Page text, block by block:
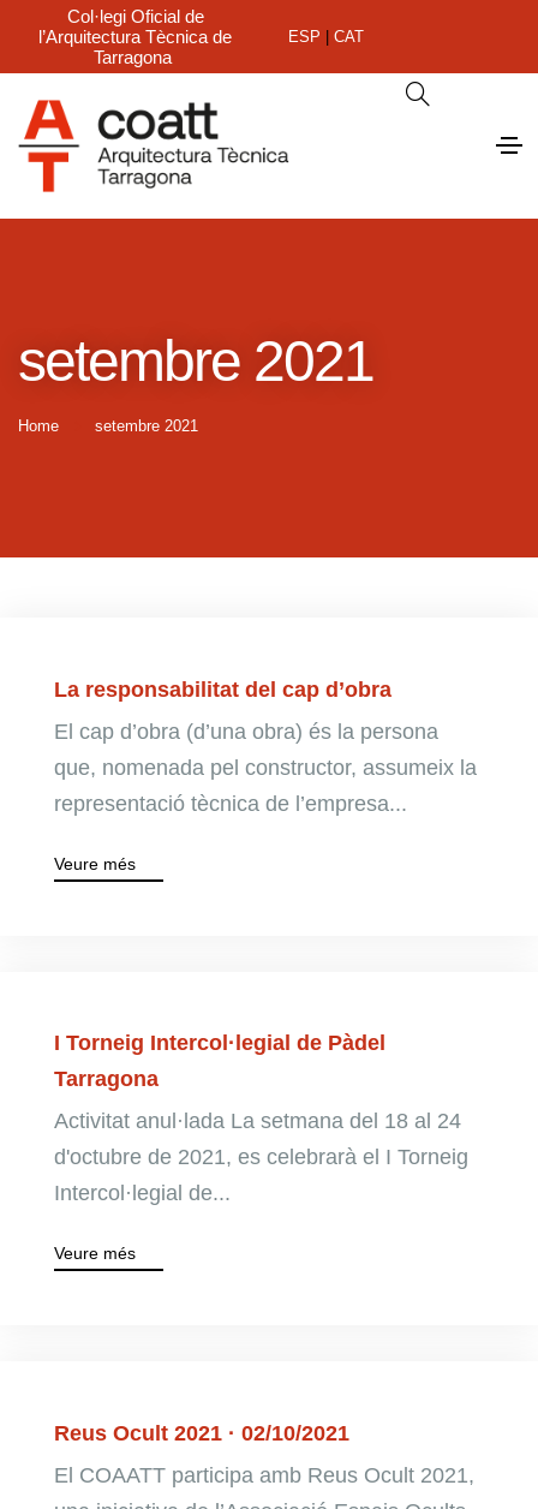
Col·legi Oficial de
l’Arquitectura Tècnica de
Tarragona
ESP CAT
setembre 2021
Home setembre 2021
La responsabilitat del cap d’obra
El cap d’obra (d’una obra) és la persona
que, nomenada pel constructor, assumeix la
representació tècnica de l’empresa...
Veure més
I Torneig Intercol·legial de Pàdel
Tarragona
Activitat anul·lada La setmana del 18 al 24
d'octubre de 2021, es celebrarà el I Torneig
Intercol·legial de...
Veure més
Reus Ocult 2021 · 02/10/2021
El COAATT participa amb Reus Ocult 2021,